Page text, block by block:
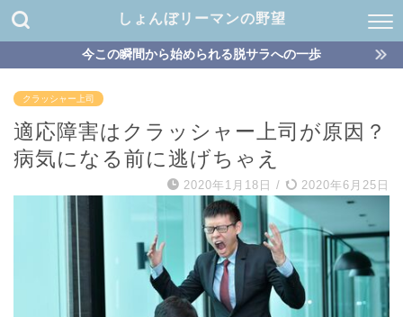
しょんぼリーマンの野望
今この瞬間から始められる脱サラへの一歩
クラッシャー上司
適応障害はクラッシャー上司が原因？
病気になる前に逃げちゃえ
2020年1月18日 / 2020年6月25日